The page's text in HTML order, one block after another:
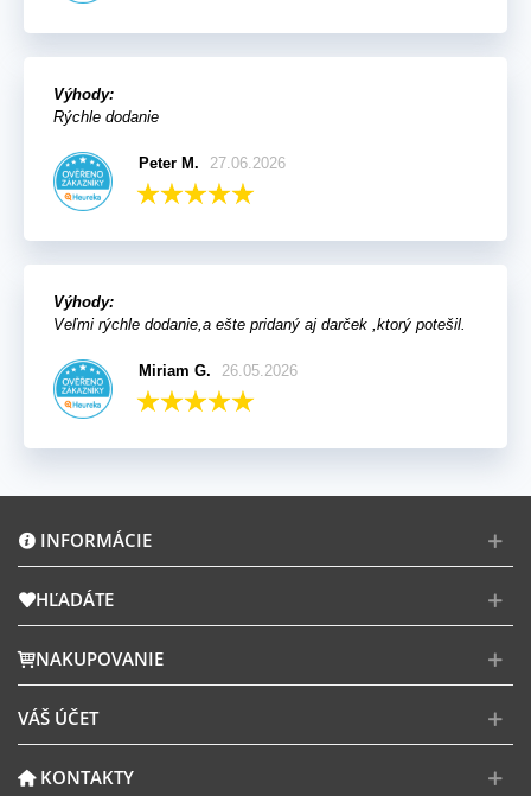
Výhody:
Rýchle dodanie
Peter M. 27.06.2026
Výhody:
Veľmi rýchle dodanie,a ešte pridaný aj darček ,ktorý potešil.
Miriam G. 26.05.2026
INFORMÁCIE
HĽADÁTE
NAKUPOVANIE
VÁŠ ÚČET
KONTAKTY